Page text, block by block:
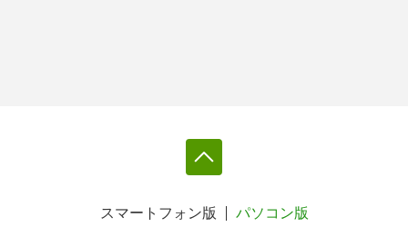
スマートフォン版 パソコン版